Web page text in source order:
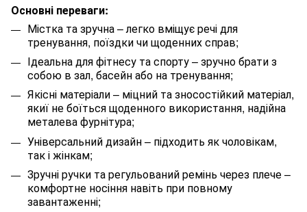
Основні переваги:
Містка та зручна – легко вміщує речі для
тренування, поїздки чи щоденних справ;
Ідеальна для фітнесу та спорту – зручно брати з
собою в зал, басейн або на тренування;
Якісні матеріали – міцний та зносостійкий матеріал,
якиї не боїться щоденного використання, надійна
металева фурнітура;
Універсальний дизайн – підходить як чоловікам,
так і жінкам;
Зручні ручки та регульований ремінь через плече –
комфортне носіння навіть при повному
завантаженні;